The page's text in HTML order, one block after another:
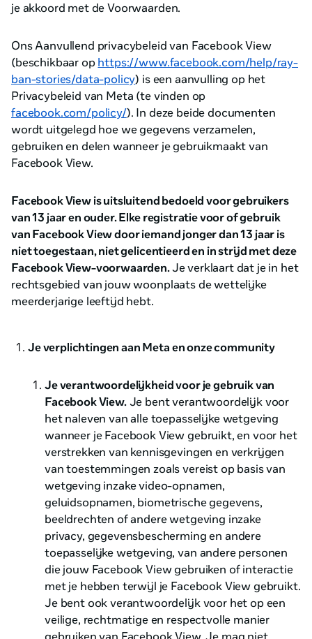
je akkoord met de Voorwaarden.
Ons Aanvullend privacybeleid van Facebook View
(beschikbaar op https://www.facebook.com/help/ray-
ban-stories/data-policy) is een aanvulling op het
Privacybeleid van Meta (te vinden op
facebook.com/policy/). In deze beide documenten
wordt uitgelegd hoe we gegevens verzamelen,
gebruiken en delen wanneer je gebruikmaakt van
Facebook View.
Facebook View is uitsluitend bedoeld voor gebruikers
van 13 jaar en ouder. Elke registratie voor of gebruik
van Facebook View door iemand jonger dan 13 jaar is
niet toegestaan, niet gelicentieerd en in strijd met deze
Facebook View-voorwaarden.Je verklaart dat je in het
rechtsgebied van jouw woonplaats de wettelijke
meerderjarige leeftijd hebt.
Je verplichtingen aan Meta en onze community
Je verantwoordelijkheid voor je gebruik van
Facebook View.Je bent verantwoordelijk voor
het naleven van alle toepasselijke wetgeving
wanneer je Facebook View gebruikt, en voor het
verstrekken van kennisgevingen en verkrijgen
van toestemmingen zoals vereist op basis van
wetgeving inzake video-opnamen,
geluidsopnamen, biometrische gegevens,
beeldrechten of andere wetgeving inzake
privacy, gegevensbescherming en andere
toepasselijke wetgeving, van andere personen
die jouw Facebook View gebruiken of interactie
met je hebben terwijl je Facebook View gebruikt.
Je bent ook verantwoordelijk voor het op een
veilige, rechtmatige en respectvolle manier
gebruiken van Facebook View. Je mag niet